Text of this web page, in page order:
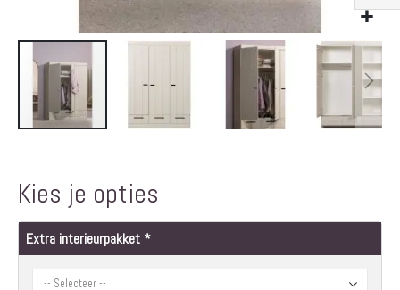
begin
de
Kies je opties
Extra interieurpakket